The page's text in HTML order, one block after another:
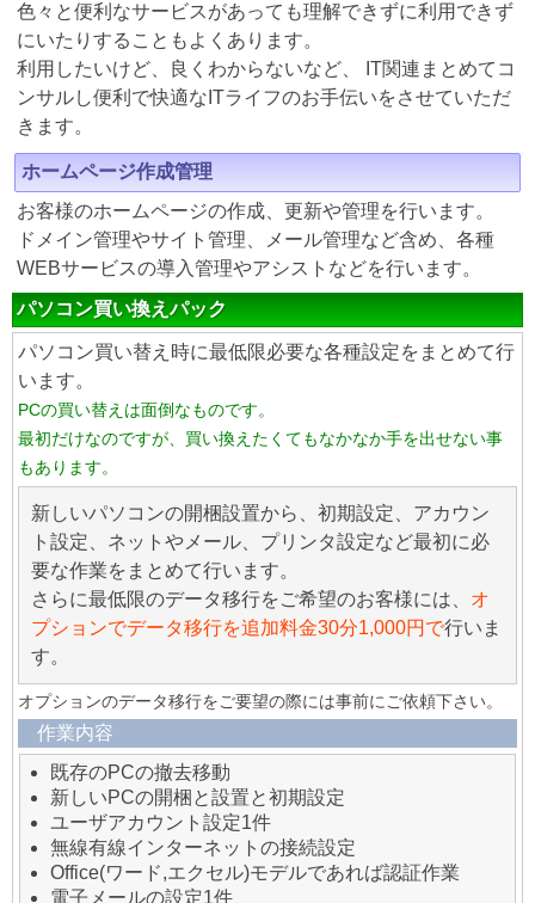
色々と便利なサービスがあっても理解できずに利用できず
にいたりすることもよくあります。
利用したいけど、良くわからないなど、 IT関連まとめてコ
ンサルし便利で快適なITライフのお手伝いをさせていただ
きます。
ホームページ作成管理
お客様のホームページの作成、更新や管理を行います。
ドメイン管理やサイト管理、メール管理など含め、各種
WEBサービスの導入管理やアシストなどを行います。
パソコン買い換えパック
パソコン買い替え時に最低限必要な各種設定をまとめて行
います。
PCの買い替えは面倒なものです。
最初だけなのですが、買い換えたくてもなかなか手を出せない事
もあります。
新しいパソコンの開梱設置から、初期設定、アカウン
ト設定、ネットやメール、プリンタ設定など最初に必
要な作業をまとめて行います。
さらに最低限のデータ移行をご希望のお客様には、 オ
プションでデータ移行を追加料金30分1,000円で行いま
す。
オプションのデータ移行をご要望の際には事前にご依頼下さい。
作業内容
既存のPCの撤去移動
新しいPCの開梱と設置と初期設定
ユーザアカウント設定1件
無線有線インターネットの接続設定
Office(ワード,エクセル)モデルであれば認証作業
電子メールの設定1件